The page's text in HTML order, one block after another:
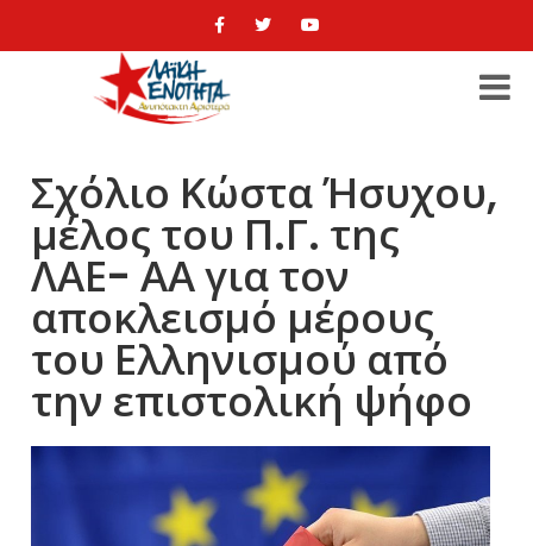
Σχόλιο Κώστα Ήσυχου,
μέλος του Π.Γ. της
ΛΑΕ- ΑΑ για τον
αποκλεισμό μέρους
του Ελληνισμού από
την επιστολική ψήφο